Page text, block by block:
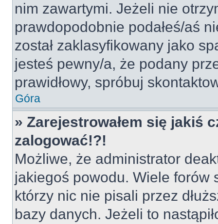
nim zawartymi. Jeżeli nie
prawdopodobnie podałeś/aś
został zaklasyfikowany jako
jesteś pewny/a, że podany
prawidłowy, spróbuj
Góra
» Zarejestrowałem się jakiś
zalogować!?!
Możliwe, że administrator
jakiegoś powodu. Wiele forów
którzy nic nie pisali przez
bazy danych. Jeżeli to